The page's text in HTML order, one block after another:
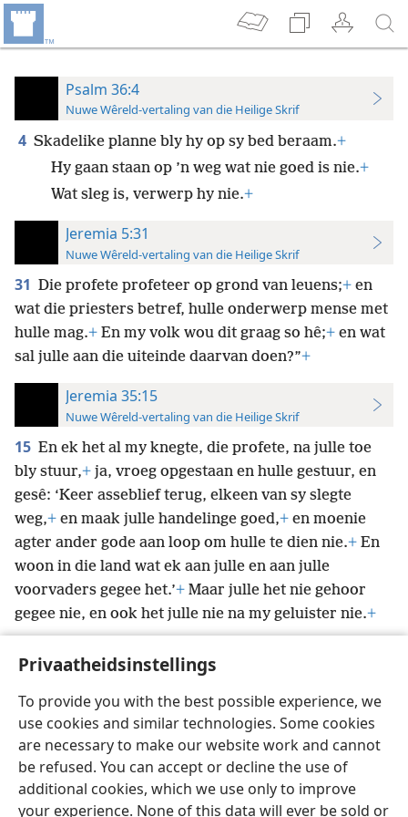
Privaatheidsinstellings
To provide you with the best possible experience, we
use cookies and similar technologies. Some cookies
are necessary to make our website work and cannot
be refused. You can accept or decline the use of
additional cookies, which we use only to improve
your experience. None of this data will ever be sold or
Psalm 36:4
Nuwe Wêreld-vertaling van die Heilige Skrif
4 Skadelike planne bly hy op sy bed beraam.+
Hy gaan staan op ’n weg wat nie goed is nie.+
Wat sleg is, verwerp hy nie.+
Jeremia 5:31
Nuwe Wêreld-vertaling van die Heilige Skrif
31 Die profete profeteer op grond van leuens;+ en
wat die priesters betref, hulle onderwerp mense met
hulle mag.+ En my volk wou dit graag so hê;+ en wat
sal julle aan die uiteinde daarvan doen?”+
Jeremia 35:15
Nuwe Wêreld-vertaling van die Heilige Skrif
15 En ek het al my knegte, die profete, na julle toe
bly stuur,+ ja, vroeg opgestaan en hulle gestuur, en
gesê: ‘Keer asseblief terug, elkeen van sy slegte
weg,+ en maak julle handelinge goed,+ en moenie
agter ander gode aan loop om hulle te dien nie.+ En
woon in die land wat ek aan julle en aan julle
voorvaders gegee het.’+ Maar julle het nie gehoor
gegee nie, en ook het julle nie na my geluister nie.+
Afrikaans Voorkeure
Copyright© 2026 Watch Tower Bible and Tract Society of Pennsylvania
Gebruiksvoorwaardes Privaatheidsbeleid
Privaatheidsinstellings
JW.ORG
Meld aan